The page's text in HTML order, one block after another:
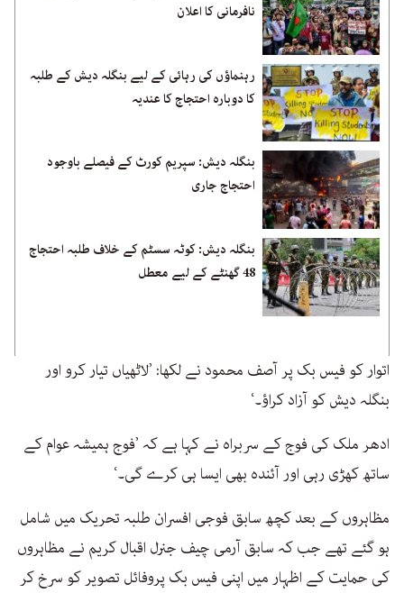
نافرمانی کا اعلان
رہنماؤں کی رہائی کے لیے بنگلہ دیش کے طلبہ
کا دوبارہ احتجاج کا عندیہ
بنگلہ دیش: سپریم کورٹ کے فیصلے باوجود
احتجاج جاری
بنگلہ دیش: کوٹہ سسٹم کے خلاف طلبہ احتجاج
48 گھنٹے کے لیے معطل
اتوار کو فیس بک پر آصف محمود نے لکھا: ’لاٹھیاں تیار کرو اور
بنگلہ دیش کو آزاد کراؤ۔‘
ادھر ملک کی فوج کے سربراہ نے کہا ہے کہ ’فوج ہمیشہ عوام کے
ساتھ کھڑی رہی اور آئندہ بھی ایسا ہی کرے گی۔‘
مظاہروں کے بعد کچھ سابق فوجی افسران طلبہ تحریک میں شامل
ہو گئے تھے جب کہ سابق آرمی چیف جنرل اقبال کریم نے مظاہروں
کی حمایت کے اظہار میں اپنی فیس بک پروفائل تصویر کو سرخ کر